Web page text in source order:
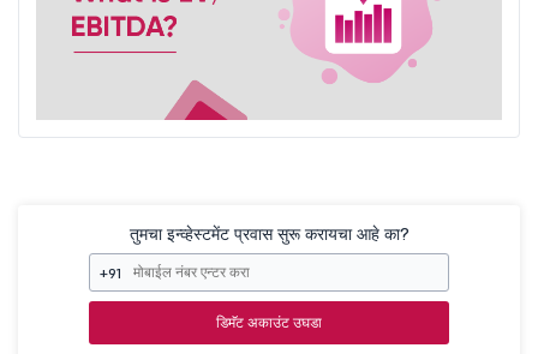
तुमचा इन्व्हेस्टमेंट प्रवास सुरू करायचा आहे का?
+91
डिमॅट अकाउंट उघडा